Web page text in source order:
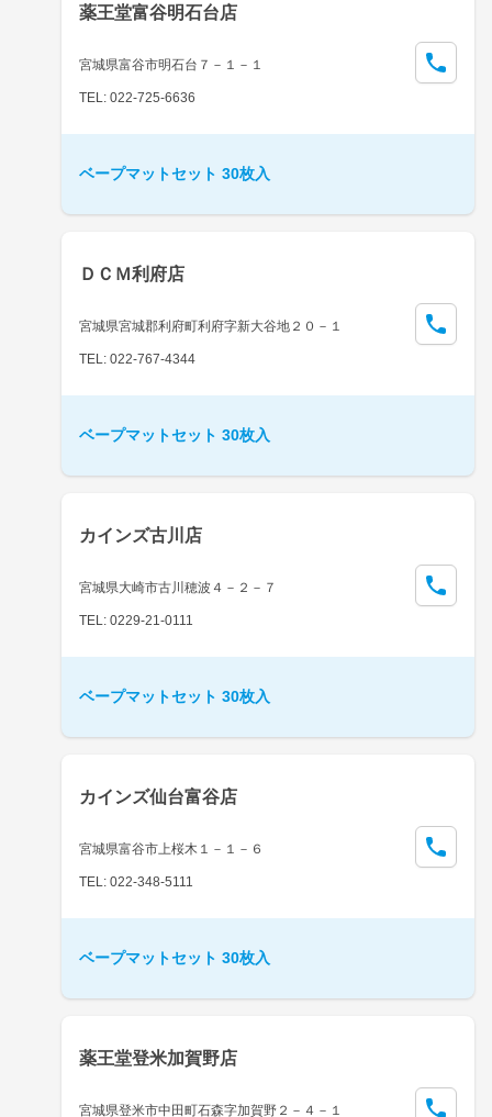
薬王堂富谷明石台店
宮城県富谷市明石台７－１－１
TEL: 022-725-6636
ベープマットセット 30枚入
ＤＣＭ利府店
宮城県宮城郡利府町利府字新大谷地２０－１
TEL: 022-767-4344
ベープマットセット 30枚入
カインズ古川店
宮城県大崎市古川穂波４－２－７
TEL: 0229-21-0111
ベープマットセット 30枚入
カインズ仙台富谷店
宮城県富谷市上桜木１－１－６
TEL: 022-348-5111
ベープマットセット 30枚入
薬王堂登米加賀野店
宮城県登米市中田町石森字加賀野２－４－１